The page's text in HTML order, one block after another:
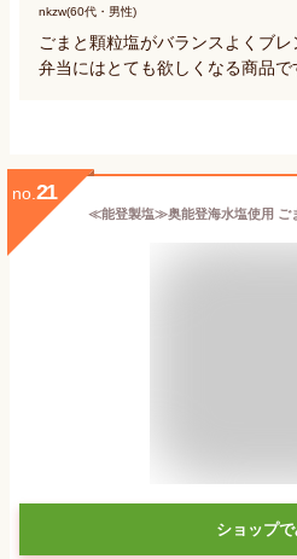
nkzw(60代・男性)
ごまと顆粒塩がバランスよくブ
弁当にはとても欲しくなる商品で
no. 21
ショップ